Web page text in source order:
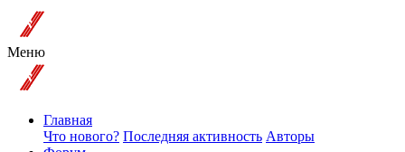
Меню
Главная
Что нового? Последняя активность Авторы